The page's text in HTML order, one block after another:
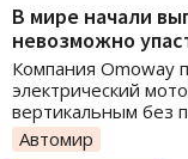
В мире начали
невозможно
Компания Omoway
электрический
вертикальным без
Автомир